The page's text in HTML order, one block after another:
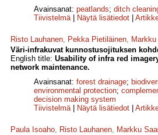
Avainsanat: peatlands; ditch
Tiivistelmä| Näytä lisätiedot
Risto Lauhanen, Pekka Pietiläinen,
Väri-infrakuvat kunnostusojituksen
English title: Usability of infra red
network maintenance.
Avainsanat: forest drainage;
environmental protection;
decision making system
Tiivistelmä| Näytä lisätiedot
Paula Isoaho, Risto Lauhanen, Markku